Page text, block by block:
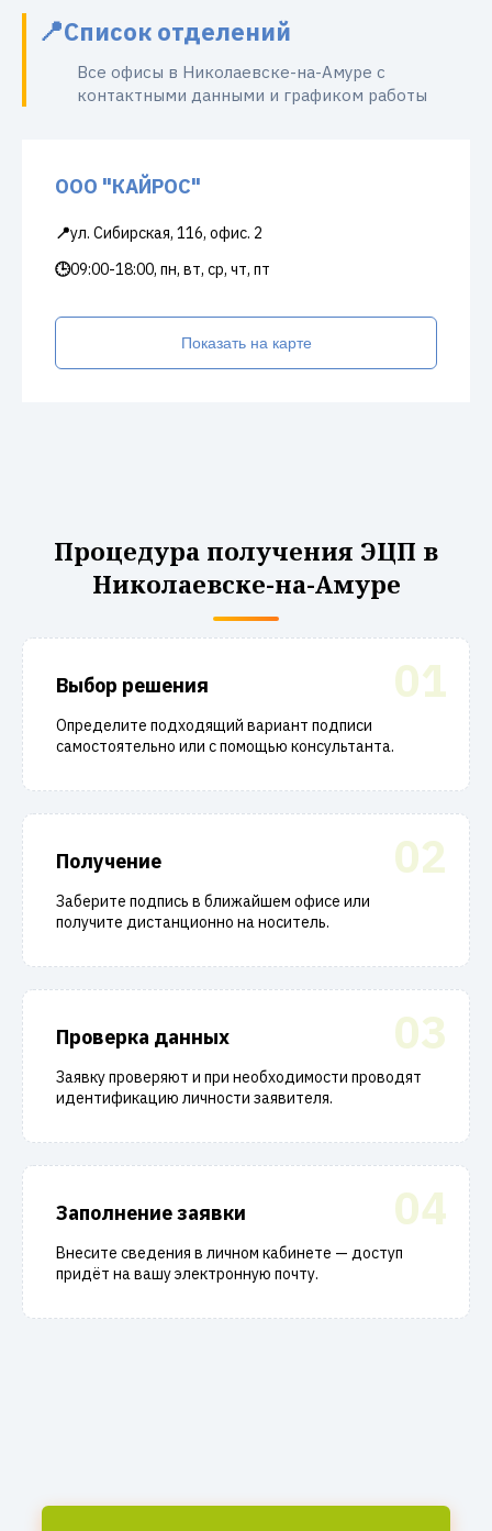
Список отделений
Все офисы в Николаевске-на-Амуре с
контактными данными и графиком работы
ООО "КАЙРОС"
📍ул. Сибирская, 116, офис. 2
🕒09:00-18:00, пн, вт, ср, чт, пт
Показать на карте
Процедура получения ЭЦП в
Николаевске-на-Амуре
01
Выбор решения
Определите подходящий вариант подписи
самостоятельно или с помощью консультанта.
02
Получение
Заберите подпись в ближайшем офисе или
получите дистанционно на носитель.
03
Проверка данных
Заявку проверяют и при необходимости проводят
идентификацию личности заявителя.
04
Заполнение заявки
Внесите сведения в личном кабинете — доступ
придёт на вашу электронную почту.